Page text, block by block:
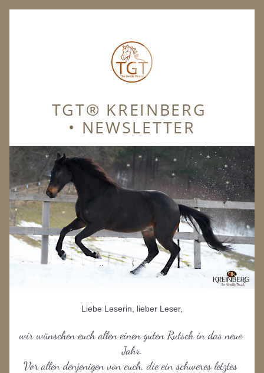
TGT® KREINBERG
• NEWSLETTER
Liebe Leserin, lieber Leser,
wir wünschen euch allen einen guten Rutsch in das neue
Jahr.
Vor allen denjenigen von euch, die ein schweres letztes